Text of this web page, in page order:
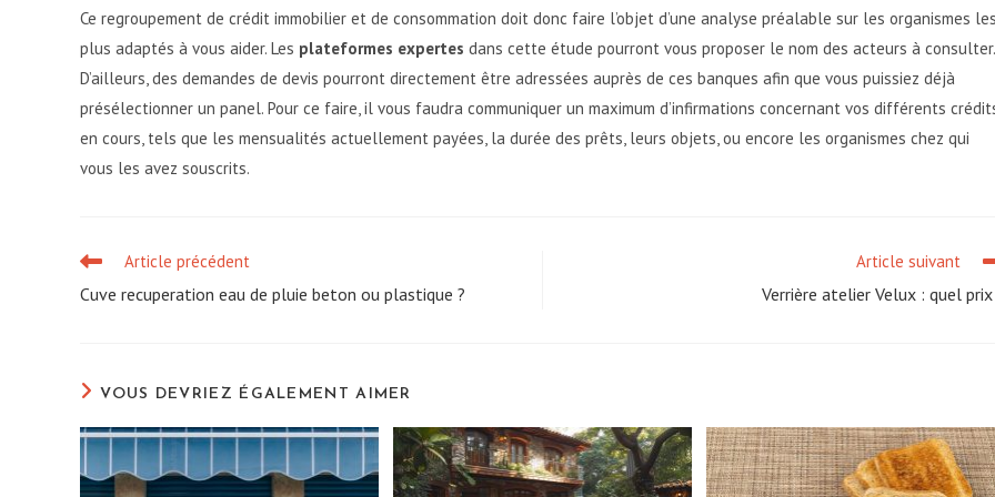
Ce regroupement de crédit immobilier et de consommation doit donc faire l’objet d’une analyse préalable sur les organismes les
plus adaptés à vous aider. Les plateformes expertes dans cette étude pourront vous proposer le nom des acteurs à consulter.
D’ailleurs, des demandes de devis pourront directement être adressées auprès de ces banques afin que vous puissiez déjà
présélectionner un panel. Pour ce faire, il vous faudra communiquer un maximum d’infirmations concernant vos différents
en cours, tels que les mensualités actuellement payées, la durée des prêts, leurs objets, ou encore les organismes chez qui
vous les avez souscrits.
Read
articles
Article précédent
Cuve recuperation eau de pluie beton ou plastique ?
Article suivant
Verrière atelier Velux : quel prix
VOUS DEVRIEZ ÉGALEMENT AIMER